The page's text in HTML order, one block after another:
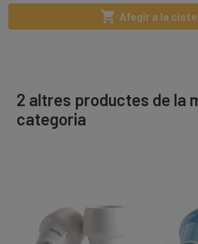
 Afegir a la
2 altres productes de la
categoria